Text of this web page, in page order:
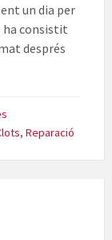
un dia per
ha consistit
després
, Reparació